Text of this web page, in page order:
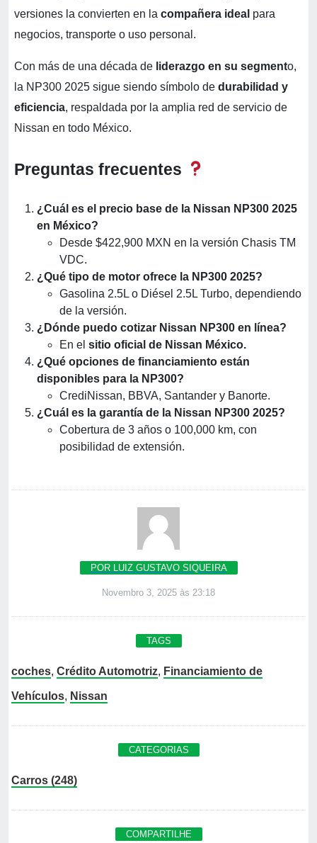
versiones la convierten en la compañera ideal para
negocios, transporte o uso personal.
Con más de una década de liderazgo en su segmento,
la NP300 2025 sigue siendo símbolo de durabilidad y
eficiencia, respaldada por la amplia red de servicio de
Nissan en todo México.
Preguntas frecuentes
¿Cuál es el precio base de la Nissan NP300 2025
en México?
Desde $422,900 MXN en la versión Chasis TM
VDC.
¿Qué tipo de motor ofrece la NP300 2025?
Gasolina 2.5L o Diésel 2.5L Turbo, dependiendo
de la versión.
¿Dónde puedo cotizar Nissan NP300 en línea?
En el sitio oficial de Nissan México.
¿Qué opciones de financiamiento están
disponibles para la NP300?
CrediNissan, BBVA, Santander y Banorte.
¿Cuál es la garantía de la Nissan NP300 2025?
Cobertura de 3 años o 100,000 km, con
posibilidad de extensión.
POR LUIZ GUSTAVO SIQUEIRA
Novembro 3, 2025 às 23:18
TAGS
coches, Crédito Automotriz, Financiamiento de
Vehículos, Nissan
CATEGORIAS
Carros (248)
COMPARTILHE